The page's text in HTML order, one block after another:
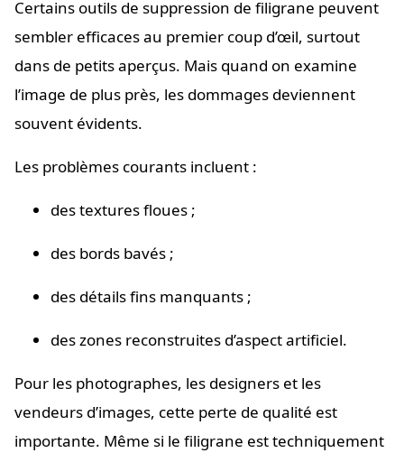
Certains outils de suppression de filigrane peuvent
sembler efficaces au premier coup d’œil, surtout
dans de petits aperçus. Mais quand on examine
l’image de plus près, les dommages deviennent
souvent évidents.
Les problèmes courants incluent :
des textures floues ;
des bords bavés ;
des détails fins manquants ;
des zones reconstruites d’aspect artificiel.
Pour les photographes, les designers et les
vendeurs d’images, cette perte de qualité est
importante. Même si le filigrane est techniquement